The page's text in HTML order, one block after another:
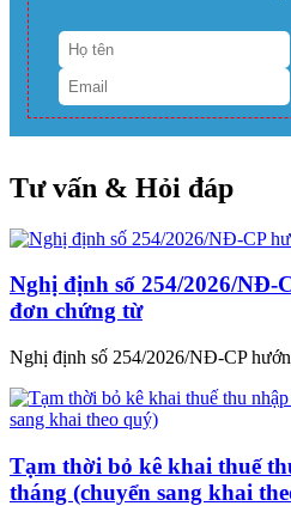
Tư vấn & Hỏi đáp
Nghị định số 254/2026/NĐ-
đơn chứng từ
Nghị định số 254/2026/NĐ-CP
Tạm thời bỏ kê khai thuế
tháng (chuyển sang khai